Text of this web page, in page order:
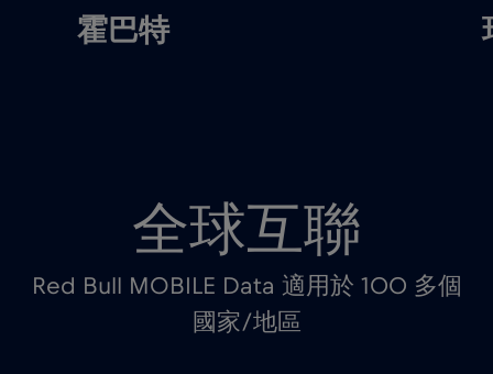
霍巴特
全球互聯
Red Bull MOBILE Data 適用於 100 多個
國家/地區